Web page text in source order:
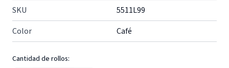
SKU
5511L99
Color
Café
Cantidad de rollos: